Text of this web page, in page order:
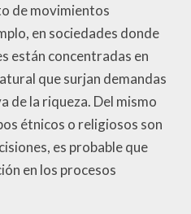
de movimientos
en sociedades donde
están concentradas en
que surjan demandas
de la riqueza. Del mismo
étnicos o religiosos son
es probable que
en los procesos